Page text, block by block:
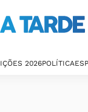
2026POLÍTICA